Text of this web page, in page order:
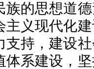
族的思想道
主义现代化
支持，建设
体系建设，